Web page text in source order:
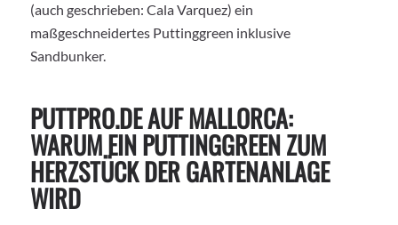
(auch geschrieben: Cala Varquez) ein
maßgeschneidertes Puttinggreen inklusive
Sandbunker.
PUTTPRO.DE AUF MALLORCA:
WARUM EIN PUTTINGGREEN ZUM
HERZSTÜCK DER GARTENANLAGE
WIRD